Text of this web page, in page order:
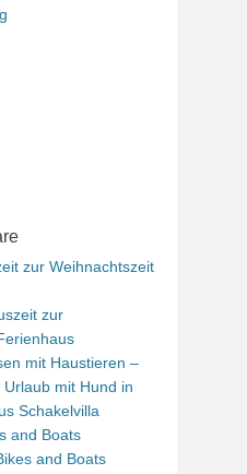
zur Weihnachtszeit
zur
mit Haustieren –
Urlaub mit Hund in
Schakelvilla
and Boats
and Boats